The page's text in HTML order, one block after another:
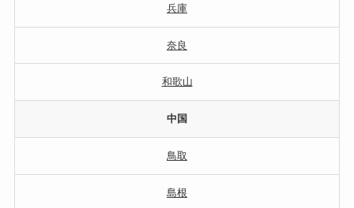
兵庫
奈良
和歌山
中国
鳥取
島根